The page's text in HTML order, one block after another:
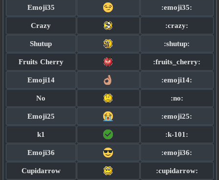
:emoji35:
Emoji35
:crazy:
Crazy
:shutup:
Shutup
:fruits_cherry:
Fruits Cherry
:emoji14:
Emoji14
:no:
No
:emoji25:
Emoji25
:k-101:
k1
:emoji36:
Emoji36
:cupidarrow:
Cupidarrow